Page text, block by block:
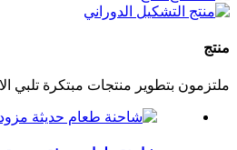
منتج
ملتزمون بتطوير منتجات مبتكرة تلبي